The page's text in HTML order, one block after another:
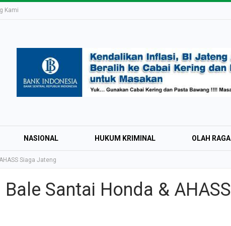
Kami
NASIONAL HUKUM KRIMINAL OLAH RAGA
Siaga Jateng
Santai Honda & AHASS